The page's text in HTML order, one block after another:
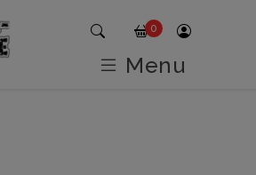
0
Menu